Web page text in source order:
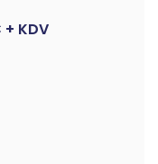
+ KDV